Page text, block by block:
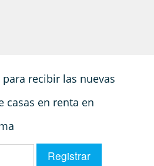
recibir las nuevas
casas en renta en